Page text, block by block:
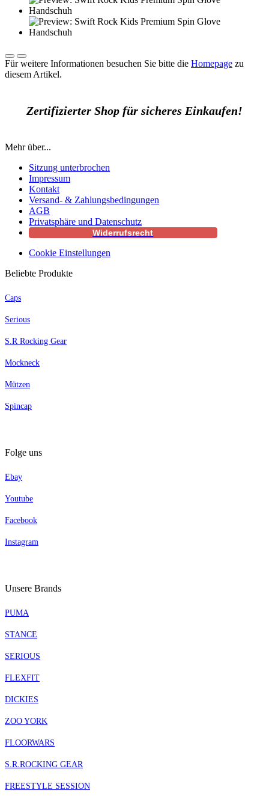
Für weitere Informationen besuchen Sie bitte die Homepage zu
diesem Artikel.
Zertifizierter Shop für sicheres Einkaufen!
Mehr über...
Sitzung unterbrochen
Impressum
Kontakt
Versand- & Zahlungsbedingungen
AGB
Privatsphäre und Datenschutz
Widerrufsrecht
Cookie Einstellungen
Beliebte Produkte
Caps
Serious
S.R Rocking Gear
Mockneck
Mützen
Spincap
Folge uns
Ebay
Youtube
Facebook
Instagram
Unsere Brands
PUMA
STANCE
SERIOUS
FLEXFIT
DICKIES
ZOO YORK
FLOORWARS
S.R.ROCKING GEAR
FREESTYLE SESSION